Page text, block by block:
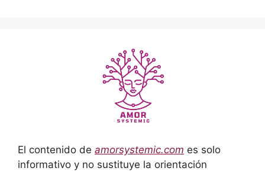
El contenido de amorsystemic.com es solo
informativo y no sustituye la orientación